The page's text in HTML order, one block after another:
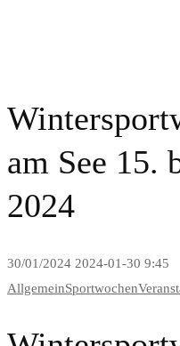
am See 15.
2024
30/01/2024 2024-01-30 9:45
AllgemeinSportwochen